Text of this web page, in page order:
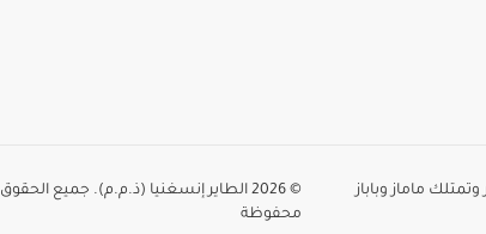
ماماز وباباز
© 2026 الطاير إنسغنيا (ذ.م.م). جميع الحقوق
محفوظة